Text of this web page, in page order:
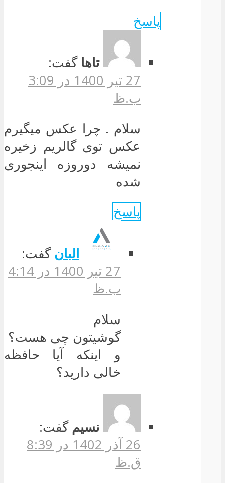
پاسخ
تاها گفت:
27 تیر 1400 در 3:09
ب.ظ
سلام . چرا عکس میگیرم
عکس توی گالریم زخیره
نمیشه دوروزه اینجوری
شده
پاسخ
البان گفت:
27 تیر 1400 در 4:14
ب.ظ
سلام
گوشیتون چی هست؟
و اینکه آیا حافظه
خالی دارید؟
نسیم گفت:
26 آذر 1402 در 8:39
ق.ظ